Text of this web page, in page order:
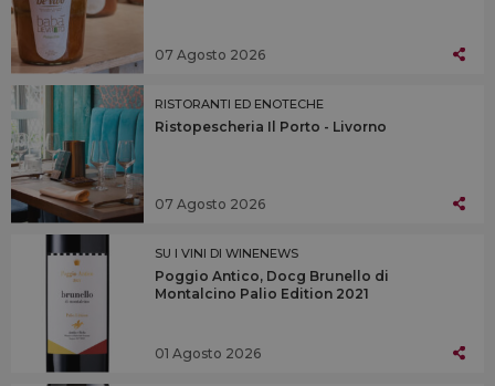
07 Agosto 2026
RISTORANTI ED ENOTECHE
Ristopescheria Il Porto - Livorno
07 Agosto 2026
SU I VINI DI WINENEWS
Poggio Antico, Docg Brunello di
Montalcino Palio Edition 2021
01 Agosto 2026